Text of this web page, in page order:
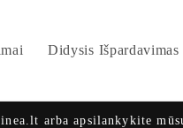
Didysis Išpardavimas
arba apsilankykite